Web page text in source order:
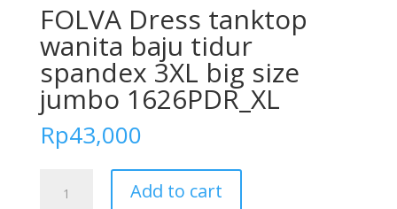
FOLVA Dress tanktop
wanita baju tidur
spandex 3XL big size
jumbo 1626PDR_XL
Rp43,000
Dress
Add to cart